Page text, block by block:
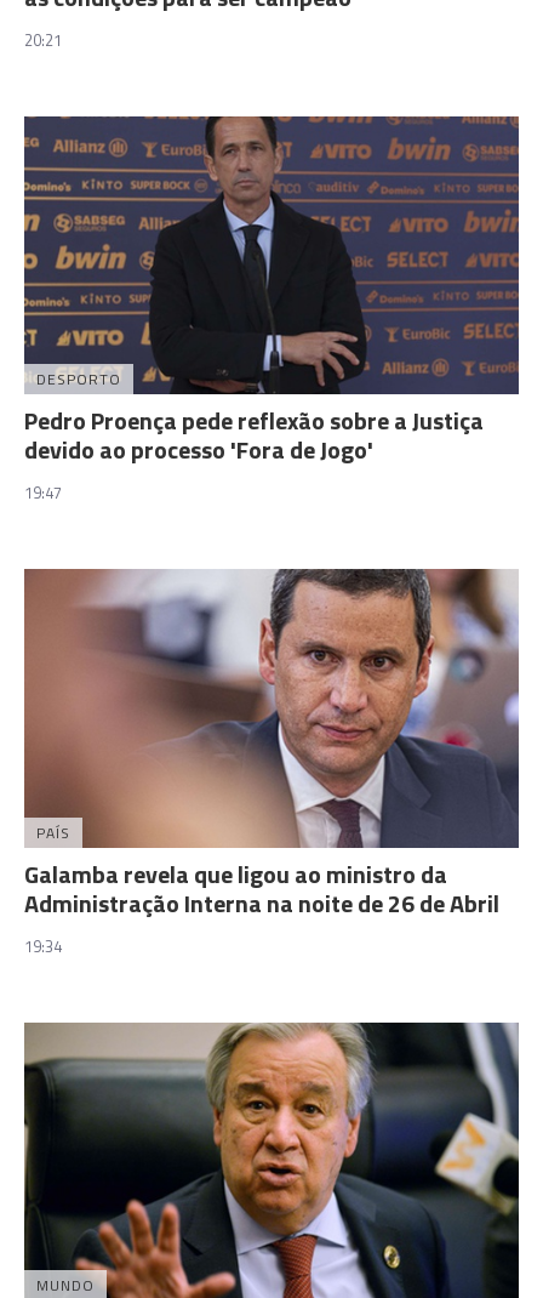
20:21
DESPORTO
Pedro Proença pede reflexão sobre a Justiça
devido ao processo 'Fora de Jogo'
19:47
PAÍS
Galamba revela que ligou ao ministro da
Administração Interna na noite de 26 de Abril
19:34
MUNDO